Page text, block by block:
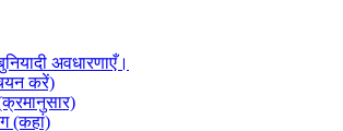
अवधारणाएँ।
करें)
(कहां)